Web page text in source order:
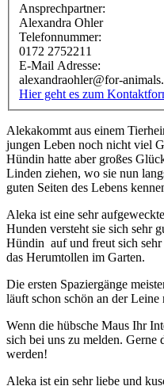
Ansprechpartner:
Alexandra Ohler
Telefonnummer:
0172 2752211
E-Mail Adresse:
alexandraohler@for-
Hier geht es zum
Alekakommt aus einem
jungen Leben noch nicht viel
Hündin hatte aber großes
Linden ziehen, wo sie nun
guten Seiten des Lebens
Aleka ist eine sehr
Hunden versteht sie sich sehr
Hündin auf und freut sich sehr
das Herumtollen im Garten.
Die ersten Spaziergänge
läuft schon schön an der Leine
Wenn die hübsche Maus Ihr
sich bei uns zu melden. Gerne
werden!
Aleka ist ein sehr liebe und